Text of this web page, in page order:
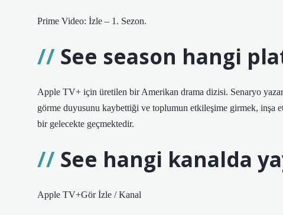
Prime Video: İzle – 1. Sezon.
See season hangi
Apple TV+ için üretilen bir Amerikan drama dizisi. Senaryo
görme duyusunu kaybettiği ve toplumun etkileşime girmek, inşa
bir gelecekte geçmektedir.
See hangi kanalda
Apple TV+Gör İzle / Kanal